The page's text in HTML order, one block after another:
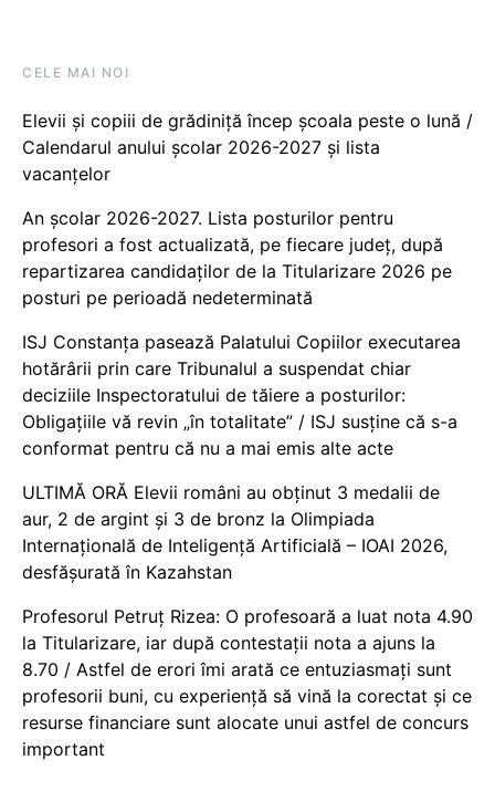
CELE MAI NOI
Elevii și copiii de grădiniță încep școala peste o lună /
Calendarul anului școlar 2026-2027 și lista
vacanțelor
An școlar 2026-2027. Lista posturilor pentru
profesori a fost actualizată, pe fiecare județ, după
repartizarea candidaților de la Titularizare 2026 pe
posturi pe perioadă nedeterminată
ISJ Constanța pasează Palatului Copiilor executarea
hotărârii prin care Tribunalul a suspendat chiar
deciziile Inspectoratului de tăiere a posturilor:
Obligațiile vă revin „în totalitate” / ISJ susține că s-a
conformat pentru că nu a mai emis alte acte
ULTIMĂ ORĂ Elevii români au obținut 3 medalii de
aur, 2 de argint și 3 de bronz la Olimpiada
Internațională de Inteligență Artificială – IOAI 2026,
desfășurată în Kazahstan
Profesorul Petruț Rizea: O profesoară a luat nota 4.90
la Titularizare, iar după contestații nota a ajuns la
8.70 / Astfel de erori îmi arată ce entuziasmați sunt
profesorii buni, cu experiență să vină la corectat și ce
resurse financiare sunt alocate unui astfel de concurs
important